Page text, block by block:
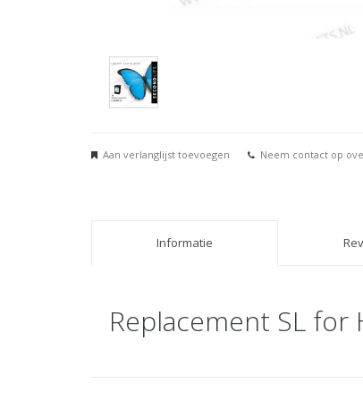
Aan verlanglijst toevoegen Neem contact op
Informatie
Replacement SL for